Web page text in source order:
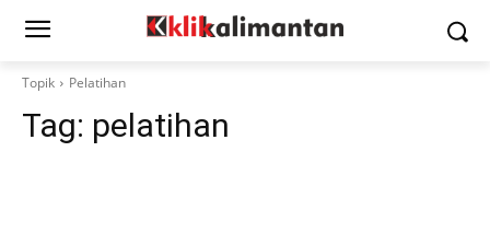
Topik Pelatihan
Tag: pelatihan